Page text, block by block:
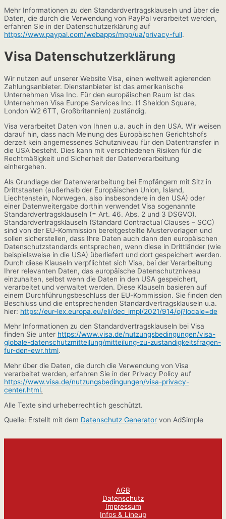
Mehr Informationen zu den Standardvertragsklauseln und über die
Daten, die durch die Verwendung von PayPal verarbeitet werden,
erfahren Sie in der Datenschutzerklärung auf
https://www.paypal.com/webapps/mpp/ua/privacy-full.
Visa Datenschutzerklärung
Wir nutzen auf unserer Website Visa, einen weltweit agierenden
Zahlungsanbieter. Dienstanbieter ist das amerikanische
Unternehmen Visa Inc. Für den europäischen Raum ist das
Unternehmen Visa Europe Services Inc. (1 Sheldon Square,
London W2 6TT, Großbritannien) zuständig.
Visa verarbeitet Daten von Ihnen u.a. auch in den USA. Wir weisen
darauf hin, dass nach Meinung des Europäischen Gerichtshofs
derzeit kein angemessenes Schutzniveau für den Datentransfer in
die USA besteht. Dies kann mit verschiedenen Risiken für die
Rechtmäßigkeit und Sicherheit der Datenverarbeitung
einhergehen.
Als Grundlage der Datenverarbeitung bei Empfängern mit Sitz in
Drittstaaten (außerhalb der Europäischen Union, Island,
Liechtenstein, Norwegen, also insbesondere in den USA) oder
einer Datenweitergabe dorthin verwendet Visa sogenannte
Standardvertragsklauseln (= Art. 46. Abs. 2 und 3 DSGVO).
Standardvertragsklauseln (Standard Contractual Clauses – SCC)
sind von der EU-Kommission bereitgestellte Mustervorlagen und
sollen sicherstellen, dass Ihre Daten auch dann den europäischen
Datenschutzstandards entsprechen, wenn diese in Drittländer (wie
beispielsweise in die USA) überliefert und dort gespeichert werden.
Durch diese Klauseln verpflichtet sich Visa, bei der Verarbeitung
Ihrer relevanten Daten, das europäische Datenschutzniveau
einzuhalten, selbst wenn die Daten in den USA gespeichert,
verarbeitet und verwaltet werden. Diese Klauseln basieren auf
einem Durchführungsbeschluss der EU-Kommission. Sie finden den
Beschluss und die entsprechenden Standardvertragsklauseln u.a.
hier: https://eur-lex.europa.eu/eli/dec_impl/2021/914/oj?locale=de
Mehr Informationen zu den Standardvertragsklauseln bei Visa
finden Sie unter https://www.visa.de/nutzungsbedingungen/visa-
globale-datenschutzmitteilung/mitteilung-zu-zustandigkeitsfragen-
fur-den-ewr.html.
Mehr über die Daten, die durch die Verwendung von Visa
verarbeitet werden, erfahren Sie in der Privacy Policy auf
https://www.visa.de/nutzungsbedingungen/visa-privacy-
center.html.
Alle Texte sind urheberrechtlich geschützt.
Quelle: Erstellt mit dem Datenschutz Generator von AdSimple
AGB
Datenschutz
Impressum
Infos & Lineup